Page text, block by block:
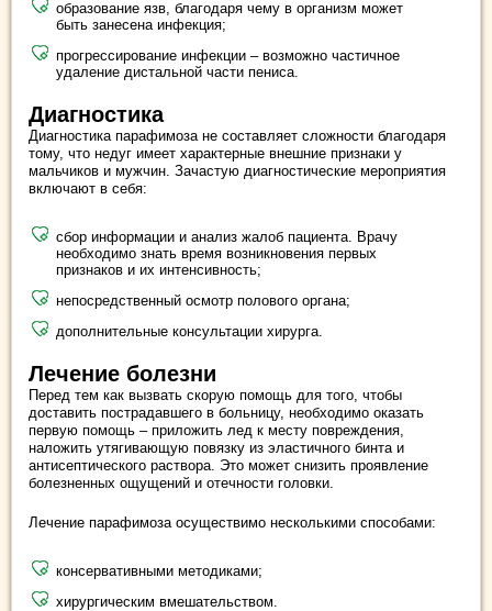
образование язв, благодаря чему в организм может
быть занесена инфекция;
прогрессирование инфекции – возможно частичное
удаление дистальной части пениса.
Диагностика
Диагностика парафимоза не составляет сложности благодаря
тому, что недуг имеет характерные внешние признаки у
мальчиков и мужчин. Зачастую диагностические мероприятия
включают в себя:
сбор информации и анализ жалоб пациента. Врачу
необходимо знать время возникновения первых
признаков и их интенсивность;
непосредственный осмотр полового органа;
дополнительные консультации хирурга.
Лечение болезни
Перед тем как вызвать скорую помощь для того, чтобы
доставить пострадавшего в больницу, необходимо оказать
первую помощь – приложить лед к месту повреждения,
наложить утягивающую повязку из эластичного бинта и
антисептического раствора. Это может снизить проявление
болезненных ощущений и отечности головки.
Лечение парафимоза осуществимо несколькими способами:
консервативными методиками;
хирургическим вмешательством.